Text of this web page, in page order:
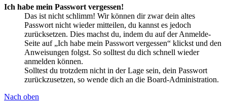
Ich habe mein Passwort vergessen!
Das ist nicht schlimm! Wir können dir zwar dein altes
Passwort nicht wieder mitteilen, du kannst es jedoch
zurücksetzen. Dies machst du, indem du auf der Anmelde-
Seite auf „Ich habe mein Passwort vergessen“ klickst und den
Anweisungen folgst. So solltest du dich schnell wieder
anmelden können.
Solltest du trotzdem nicht in der Lage sein, dein Passwort
zurückzusetzen, so wende dich an die Board-Administration.
Nach oben